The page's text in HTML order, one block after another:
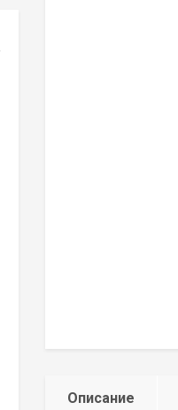
Описание